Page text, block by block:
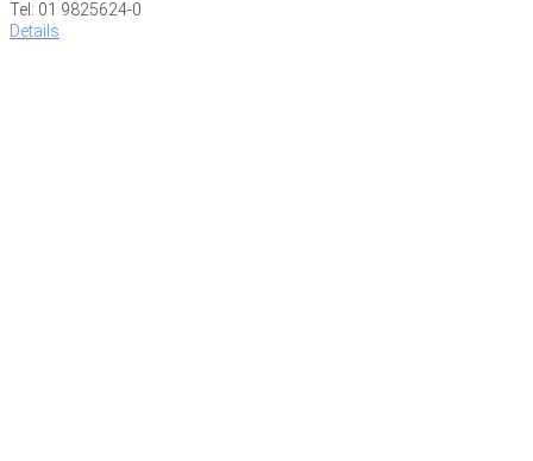
Tel: 01 9825624-0
Details